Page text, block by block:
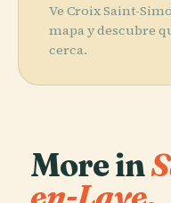
Ve Croix Saint-
mapa y descubre
cerca.
More in